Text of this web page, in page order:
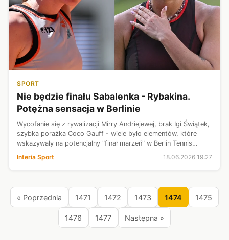
SPORT
Nie będzie finału Sabalenka - Rybakina.
Potężna sensacja w Berlinie
Wycofanie się z rywalizacji Mirry Andriejewej, brak Igi Świątek,
szybka porażka Coco Gauff - wiele było elementów, które
wskazywały na potencjalny "finał marzeń" w Berlin Tennis
Open. A w nim światowa "1" miałaby się zmierzyć ze światową
"2". Wiadomo...
Interia Sport 18.06.2026 19:27
« Poprzednia 1471 1472 1473 1474 1475
1476 1477 Następna »